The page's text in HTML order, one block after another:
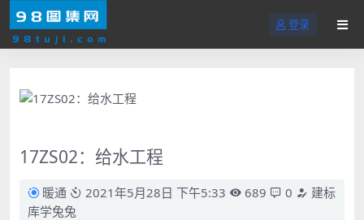
登录
17ZS02：给水工程
暖通 2021年5月28日 下午5:33 689 0
建标
库学兔兔